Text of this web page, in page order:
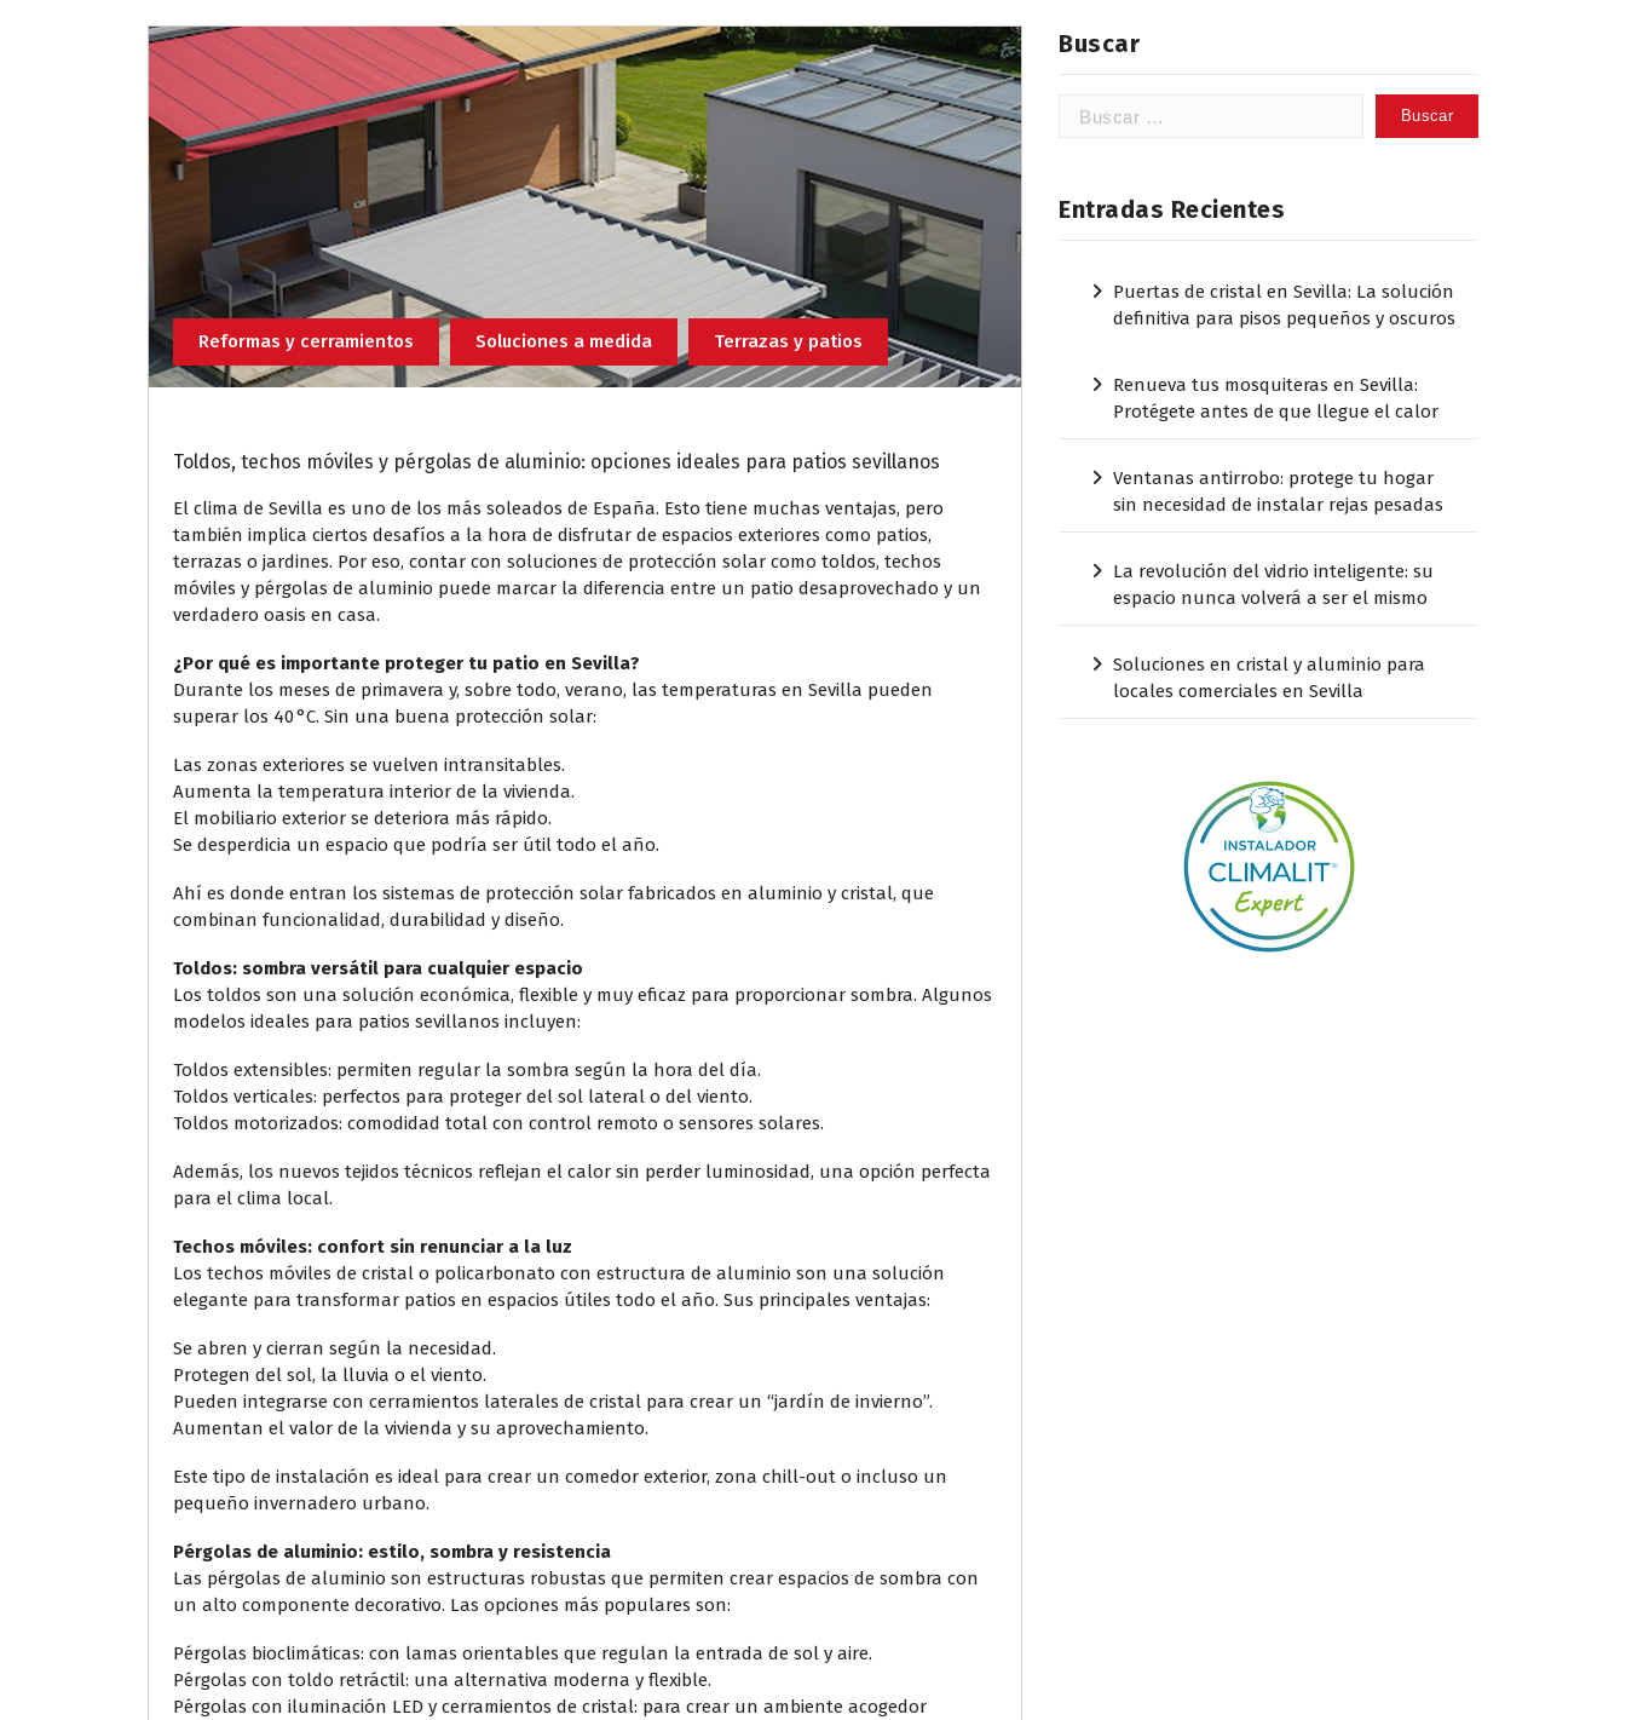
Reformas y cerramientos Soluciones a medida Terrazas y patios
Toldos, techos móviles y pérgolas de aluminio: opciones ideales para patios sevillanos
El clima de Sevilla es uno de los más soleados de España. Esto tiene muchas ventajas, pero
también implica ciertos desafíos a la hora de disfrutar de espacios exteriores como patios,
terrazas o jardines. Por eso, contar con soluciones de protección solar como toldos, techos
móviles y pérgolas de aluminio puede marcar la diferencia entre un patio desaprovechado y un
verdadero oasis en casa.
¿Por qué es importante proteger tu patio en Sevilla?
Durante los meses de primavera y, sobre todo, verano, las temperaturas en Sevilla pueden
superar los 40 °C. Sin una buena protección solar:
Las zonas exteriores se vuelven intransitables.
Aumenta la temperatura interior de la vivienda.
El mobiliario exterior se deteriora más rápido.
Se desperdicia un espacio que podría ser útil todo el año.
Ahí es donde entran los sistemas de protección solar fabricados en aluminio y cristal, que
combinan funcionalidad, durabilidad y diseño.
Toldos: sombra versátil para cualquier espacio
Los toldos son una solución económica, flexible y muy eficaz para proporcionar sombra. Algunos
modelos ideales para patios sevillanos incluyen:
Toldos extensibles: permiten regular la sombra según la hora del día.
Toldos verticales: perfectos para proteger del sol lateral o del viento.
Toldos motorizados: comodidad total con control remoto o sensores solares.
Además, los nuevos tejidos técnicos reflejan el calor sin perder luminosidad, una opción perfecta
para el clima local.
Techos móviles: confort sin renunciar a la luz
Los techos móviles de cristal o policarbonato con estructura de aluminio son una solución
elegante para transformar patios en espacios útiles todo el año. Sus principales ventajas:
Se abren y cierran según la necesidad.
Protegen del sol, la lluvia o el viento.
Pueden integrarse con cerramientos laterales de cristal para crear un “jardín de invierno”.
Aumentan el valor de la vivienda y su aprovechamiento.
Este tipo de instalación es ideal para crear un comedor exterior, zona chill-out o incluso un
pequeño invernadero urbano.
Pérgolas de aluminio: estilo, sombra y resistencia
Las pérgolas de aluminio son estructuras robustas que permiten crear espacios de sombra con
un alto componente decorativo. Las opciones más populares son:
Pérgolas bioclimáticas: con lamas orientables que regulan la entrada de sol y aire.
Pérgolas con toldo retráctil: una alternativa moderna y flexible.
Pérgolas con iluminación LED y cerramientos de cristal: para crear un ambiente acogedor
Buscar
Buscar:
Entradas Recientes
Puertas de cristal en Sevilla: La solución
definitiva para pisos pequeños y oscuros
Renueva tus mosquiteras en Sevilla:
Protégete antes de que llegue el calor
Ventanas antirrobo: protege tu hogar
sin necesidad de instalar rejas pesadas
La revolución del vidrio inteligente: su
espacio nunca volverá a ser el mismo
Soluciones en cristal y aluminio para
locales comerciales en Sevilla